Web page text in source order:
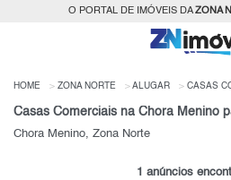
O PORTAL DE IMÓVEIS DAZONA
HOME ZONA NORTE ALUGAR CASAS
Chora Menino, Zona Norte
1 anúncios